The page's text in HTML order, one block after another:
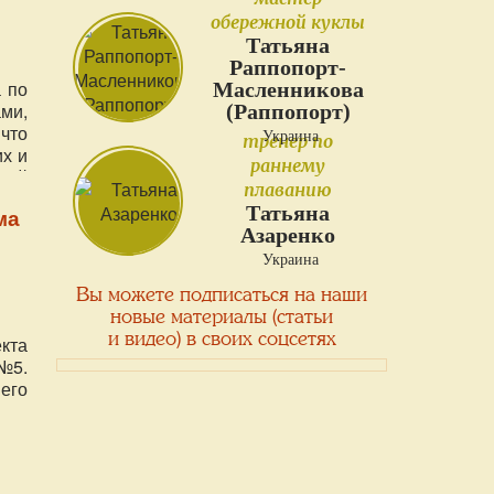
по
и
обережной куклы
Татьяна
Раппопорт-
Масленникова
(Раппопорт)
Украина
тренер по
раннему
плаванию
Татьяна
Азаренко
Украина
Вы можете подписаться на наши
новые материалы (статьи
и видео) в своих соцсетях